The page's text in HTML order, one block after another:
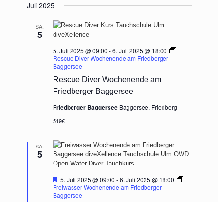
Juli 2025
SA.
5
Rescue Diver Wochenende am
Friedberger Baggersee
5. Juli 2025 @ 09:00 -6. Juli 2025 @ 18:00
Rescue Diver Wochenende am Friedberger
Baggersee
Friedberger Baggersee Baggersee, Friedberg
519€
SA.
5
Hervorgehoben
5. Juli 2025 @ 09:00 -6. Juli 2025 @ 18:00
Freiwasser Wochenende am Friedberger
Baggersee